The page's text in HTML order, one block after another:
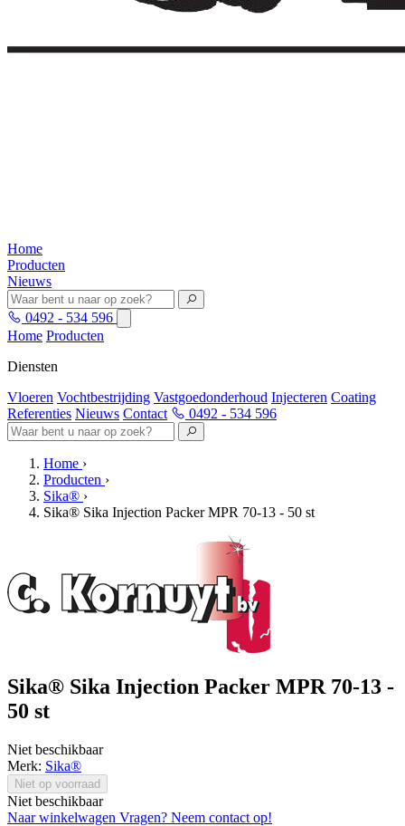
Home
Producten
Nieuws
0492 - 534 596
Home Producten
Diensten
Vloeren Vochtbestrijding Vastgoedonderhoud Injecteren Coating
Referenties Nieuws Contact 0492 - 534 596
Home ›
Producten ›
Sika® ›
Sika® Sika Injection Packer MPR 70-13 - 50 st
Sika® Sika Injection Packer MPR 70-13 -
50 st
Niet beschikbaar
Merk: Sika®
Niet op voorraad
Niet beschikbaar
Naar winkelwagen Vragen? Neem contact op!